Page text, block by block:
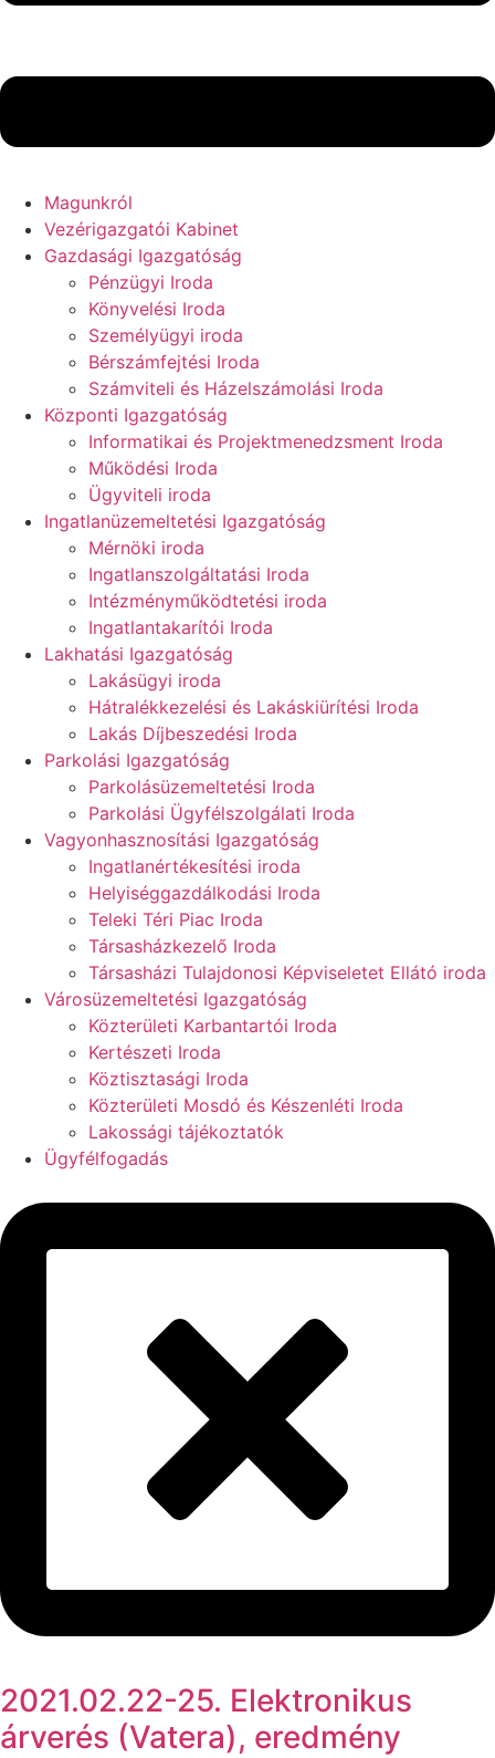
Magunkról
Vezérigazgatói Kabinet
Gazdasági Igazgatóság
Pénzügyi Iroda
Könyvelési Iroda
Személyügyi iroda
Bérszámfejtési Iroda
Számviteli és Házelszámolási Iroda
Központi Igazgatóság
Informatikai és Projektmenedzsment Iroda
Működési Iroda
Ügyviteli iroda
Ingatlanüzemeltetési Igazgatóság
Mérnöki iroda
Ingatlanszolgáltatási Iroda
Intézményműködtetési iroda
Ingatlantakarítói Iroda
Lakhatási Igazgatóság
Lakásügyi iroda
Hátralékkezelési és Lakáskiürítési Iroda
Lakás Díjbeszedési Iroda
Parkolási Igazgatóság
Parkolásüzemeltetési Iroda
Parkolási Ügyfélszolgálati Iroda
Vagyonhasznosítási Igazgatóság
Ingatlanértékesítési iroda
Helyiséggazdálkodási Iroda
Teleki Téri Piac Iroda
Társasházkezelő Iroda
Társasházi Tulajdonosi Képviseletet Ellátó iroda
Városüzemeltetési Igazgatóság
Közterületi Karbantartói Iroda
Kertészeti Iroda
Köztisztasági Iroda
Közterületi Mosdó és Készenléti Iroda
Lakossági tájékoztatók
Ügyfélfogadás
2021.02.22-25. Elektronikus
árverés (Vatera), eredmény